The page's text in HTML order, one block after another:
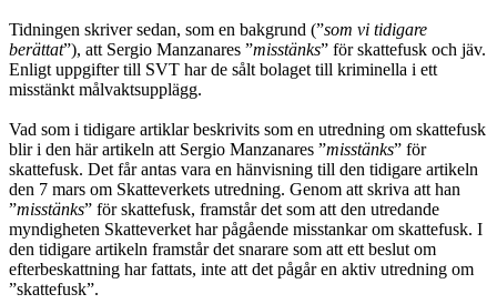
Tidningen skriver sedan, som en bakgrund (”som vi tidigare
berättat”), att Sergio Manzanares ”misstänks” för skattefusk och jäv.
Enligt uppgifter till SVT har de sålt bolaget till kriminella i ett
misstänkt målvaktsupplägg.
Vad som i tidigare artiklar beskrivits som en utredning om skattefusk
blir i den här artikeln att Sergio Manzanares ”misstänks” för
skattefusk. Det får antas vara en hänvisning till den tidigare artikeln
den 7 mars om Skatteverkets utredning. Genom att skriva att han
”misstänks” för skattefusk, framstår det som att den ut­redande
myndigheten Skatteverket har pågående misstankar om skattefusk. I
den tidigare artikeln framstår det snarare som att ett beslut om
efterbeskattning har fattats, inte att det pågår en aktiv utredning om
”skattefusk”.